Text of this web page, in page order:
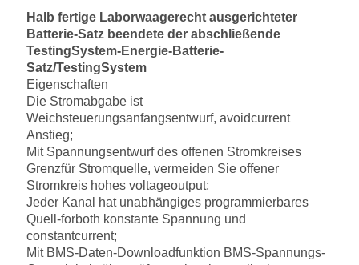
Halb fertige Laborwaagerecht ausgerichteter
Batterie-Satz beendete der abschließende
TestingSystem-Energie-Batterie-
Satz/TestingSystem
Eigenschaften
Die Stromabgabe ist
Weichsteuerungsanfangsentwurf, avoidcurrent
Anstieg;
Mit Spannungsentwurf des offenen Stromkreises
Grenzfür Stromquelle, vermeiden Sie offener
Stromkreis hohes voltageoutput;
Jeder Kanal hat unabhängiges programmierbares
Quell-forboth konstante Spannung und
constantcurrent;
Mit BMS-Daten-Downloadfunktion BMS-Spannungs-